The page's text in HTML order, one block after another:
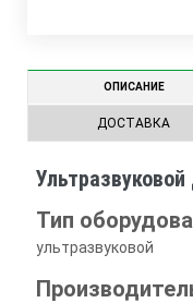
ОПИСАНИЕ
ДОСТАВКА
Тип
ультразвуковой